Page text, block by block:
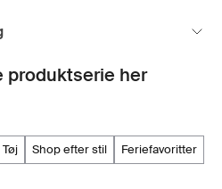
produktserie her
tøj shop efter stil
feriefavoritter